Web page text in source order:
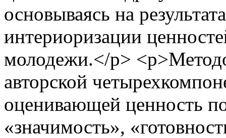
основываясь на
интериоризации
молодежи.</p>
авторской
оценивающей ценность
«значимость»,